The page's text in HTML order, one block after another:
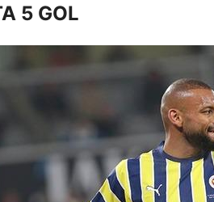
5 GOL